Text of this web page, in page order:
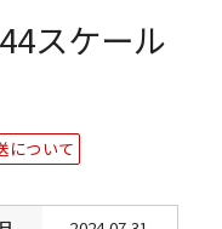
スケール
について